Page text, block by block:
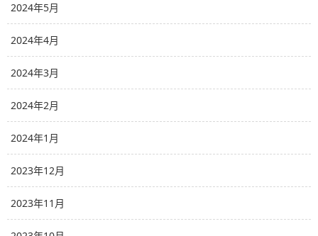
2024年5月
2024年4月
2024年3月
2024年2月
2024年1月
2023年12月
2023年11月